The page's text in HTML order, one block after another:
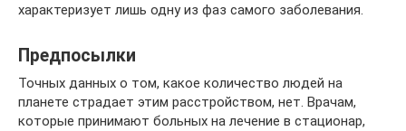
характеризует лишь одну из фаз самого заболевания.
Предпосылки
Точных данных о том, какое количество людей на
планете страдает этим расстройством, нет. Врачам,
которые принимают больных на лечение в стационар,